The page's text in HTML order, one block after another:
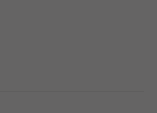
ルバイトさんでも慣れれ
経験の方でも大丈夫かと